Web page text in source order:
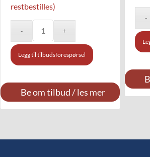
restbestilles)
Legg til tilbudsforespørsel
Be om tilbud / les mer